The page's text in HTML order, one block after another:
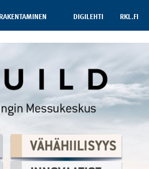
RAKENTAMINEN DIGILEHTI RKL.FI